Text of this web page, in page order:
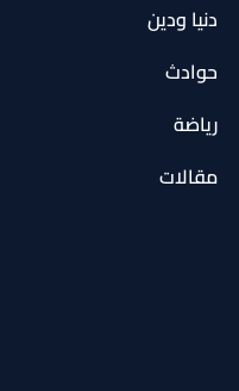
دنيا ودين
حوادث
رياضة
مقالات